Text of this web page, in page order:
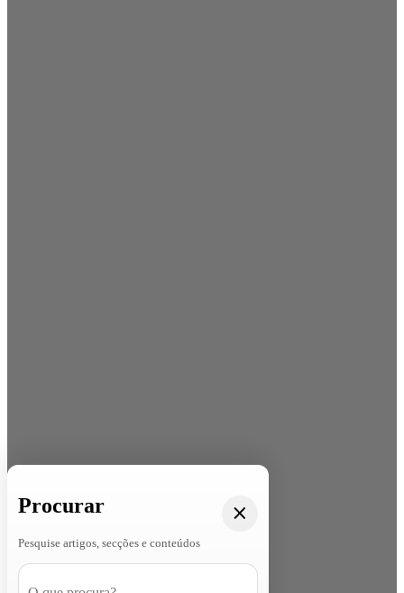
Procurar
Pesquise artigos, secções e conteúdos